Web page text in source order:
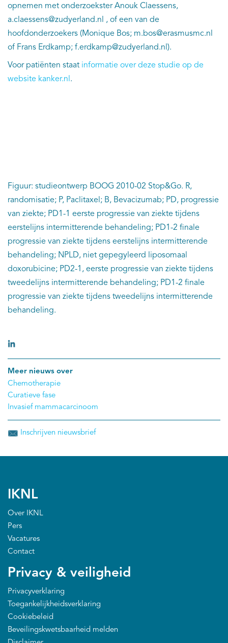
opnemen met onderzoekster Anouk Claessens,
a.claessens@zudyerland.nl , of een van de
hoofdonderzoekers (Monique Bos; m.bos@erasmusmc.nl
of Frans Erdkamp; f.erdkamp@zudyerland.nl).
Voor patiënten staat informatie over deze studie op de
website kanker.nl .
Figuur: studieontwerp BOOG 2010-02 Stop&Go. R,
randomisatie; P, Paclitaxel; B, Bevacizumab; PD, progressie
van ziekte; PD1-1 eerste progressie van ziekte tijdens
eerstelijns intermitterende behandeling; PD1-2 finale
progressie van ziekte tijdens eerstelijns intermitterende
behandeling; NPLD, niet gepegyleerd liposomaal
doxorubicine; PD2-1, eerste progressie van ziekte tijdens
tweedelijns intermitterende behandeling; PD1-2 finale
progressie van ziekte tijdens tweedelijns intermitterende
behandeling.
Meer nieuws over
Chemotherapie
Curatieve fase
Invasief mammacarcinoom
Inschrijven nieuwsbrief
IKNL
Over IKNL
Pers
Vacatures
Contact
Privacy & veiligheid
Privacyverklaring
Toegankelijkheidsverklaring
Cookiebeleid
Beveilingskwetsbaarheid melden